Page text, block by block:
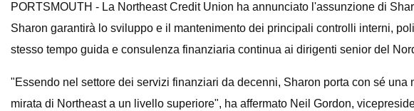
PORTSMOUTH - La Northeast Credit Union ha annunciato l'assunzione di
Sharon garantirà lo sviluppo e il mantenimento dei principali controlli interni,
stesso tempo guida e consulenza finanziaria continua ai dirigenti senior del
"Essendo nel settore dei servizi finanziari da decenni, Sharon porta con sé
mirata di Northeast a un livello superiore", ha affermato Neil Gordon,